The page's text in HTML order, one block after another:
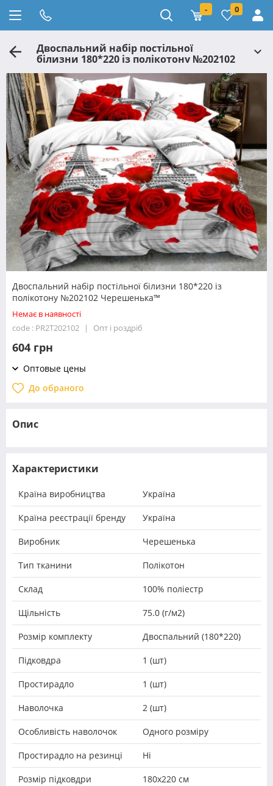
- 0
Двоспальний набір постільної
білизни 180*220 із полікотону №202102
Черешенька™
Двоспальний набір постільної білизни 180*220 із
полікотону №202102 Черешенька™
Немає в наявності
code : PR2T202102
Опт і роздріб
604 грн
Оптовые цены
До обраного
Опис
Характеристики
Країна виробництва Україна
Країна реєстрації бренду Україна
Виробник Черешенька
Тип тканини Полікотон
Склад 100% поліестр
Щільність 75.0 (г/м2)
Розмір комплекту Двоспальний (180*220)
Підковдра 1 (шт)
Простирадло 1 (шт)
Наволочка 2 (шт)
Особливість наволочок Одного розміру
Простирадло на резинці Ні
Розмір підковдри 180х220 см